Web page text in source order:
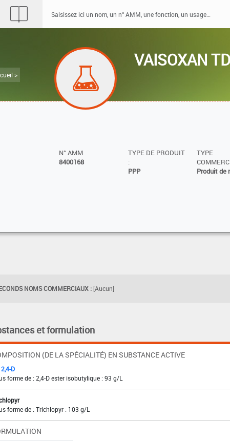
>
VAISOXAN
N° AMM
8400168
TYPE DE PRODUIT
:
PPP
TYPE
Produit de
NOMS COMMERCIAUX : [Aucun]
et formulation
(DE LA SPÉCIALITÉ) EN SUBSTANCE ACTIVE
D
forme de : 2,4-D ester isobutylique : 93 g/L
forme de : Trichlopyr : 103 g/L